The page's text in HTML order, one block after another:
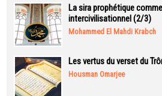
La sira prophétique
intercivilisationnel (2/3)
Mohammed El Mahdi Krabch
Les vertus du verset du
Housman Omarjee